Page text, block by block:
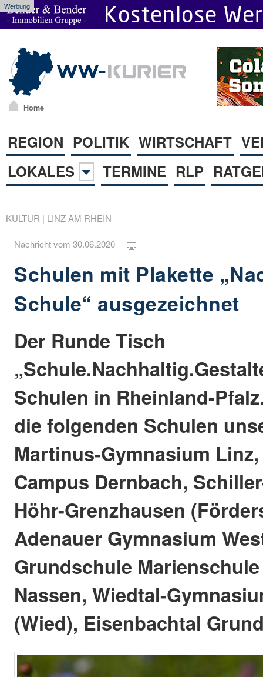
Werbung
Home
REGION POLITIK WIRTSCHAFT
LOKALES
TERMINE RLP
KULTUR | LINZ AM RHEIN
Nachricht vom 30.06.2020
Schulen mit Plakette
Schule“ ausgezeichnet
Der Runde Tisch
Schulen in Rheinland-
die folgenden Schulen
Martinus-Gymnasium
Campus Dernbach,
Höhr-Grenzhausen
Adenauer Gymnasium
Grundschule
Nassen, Wiedtal-
(Wied), Eisenbachtal